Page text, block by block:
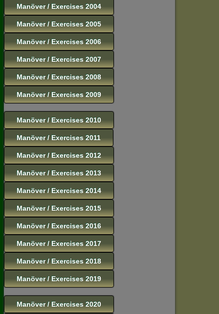
Manöver / Exercises 2004
Manöver / Exercises 2005
Manöver / Exercises 2006
Manöver / Exercises 2007
Manöver / Exercises 2008
Manöver / Exercises 2009
Manöver / Exercises 2010
Manöver / Exercises 2011
Manöver / Exercises 2012
Manöver / Exercises 2013
Manöver / Exercises 2014
Manöver / Exercises 2015
Manöver / Exercises 2016
Manöver / Exercises 2017
Manöver / Exercises 2018
Manöver / Exercises 2019
Manöver / Exercises 2020